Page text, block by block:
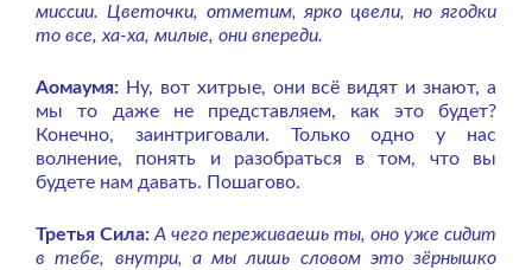
миссии. Цветочки, отметим, ярко цвели, но ягодки
то все, ха-ха, милые, они впереди.
Аомаумя: Ну, вот хитрые, они всё видят и знают, а
мы то даже не представляем, как это будет?
Конечно, заинтриговали. Только одно у нас
волнение, понять и разобраться в том, что вы
будете нам давать. Пошагово.
Третья Сила: А чего переживаешь ты, оно уже сидит
в тебе, внутри, а мы лишь словом это зёрнышко